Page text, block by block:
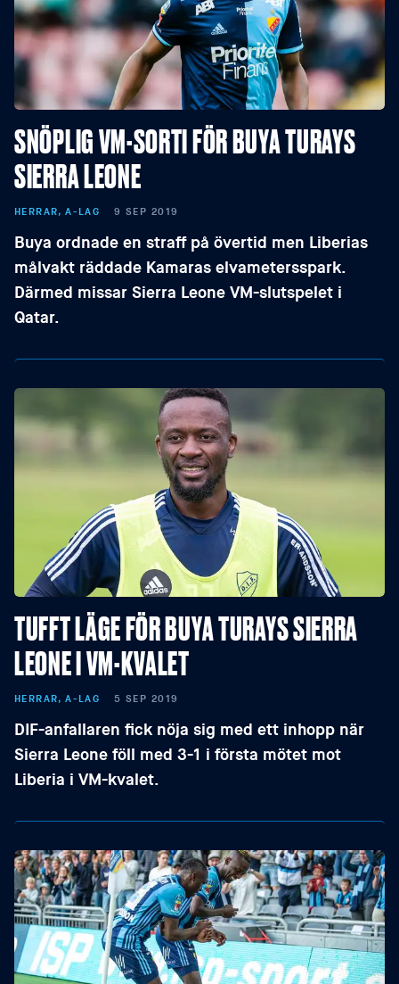
SNÖPLIG VM-SORTI FÖR BUYA TURAYS
SIERRA LEONE
HERRAR, A-LAG 9 SEP 2019
Buya ordnade en straff på övertid men Liberias
målvakt räddade Kamaras elvametersspark.
Därmed missar Sierra Leone VM-slutspelet i
Qatar.
TUFFT LÄGE FÖR BUYA TURAYS SIERRA
LEONE I VM-KVALET
HERRAR, A-LAG 5 SEP 2019
DIF-anfallaren fick nöja sig med ett inhopp när
Sierra Leone föll med 3-1 i första mötet mot
Liberia i VM-kvalet.